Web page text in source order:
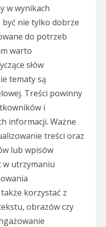
w wynikach
nie tylko dobrze
do potrzeb
warto
słów
tematy są
Treści powinny
i
informacji. Ważne
treści oraz
lub wpisów
w utrzymaniu
korzystać z
obrazów czy